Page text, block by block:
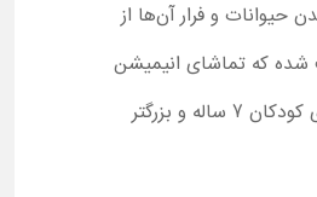
حیوانات و فرار آن‌ها از
که تماشای انیمیشن
ماداگاسکار 1 برای کودکان 7 ساله و بزرگتر